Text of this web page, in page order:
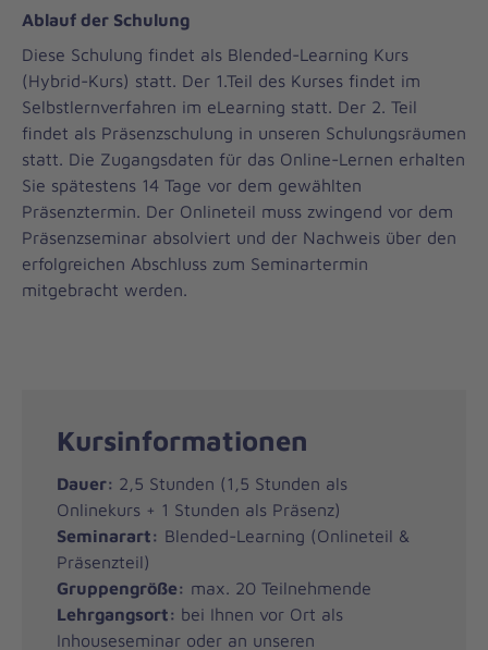
Ablauf der Schulung
Diese Schulung findet als Blended-Learning Kurs
(Hybrid-Kurs) statt. Der 1.Teil des Kurses findet im
Selbstlernverfahren im eLearning statt. Der 2. Teil
findet als Präsenzschulung in unseren Schulungsräumen
statt. Die Zugangsdaten für das Online-Lernen erhalten
Sie spätestens 14 Tage vor dem gewählten
Präsenztermin. Der Onlineteil muss zwingend vor dem
Präsenzseminar absolviert und der Nachweis über den
erfolgreichen Abschluss zum Seminartermin
mitgebracht werden.
Kursinformationen
Dauer: 2,5 Stunden (1,5 Stunden als
Onlinekurs + 1 Stunden als Präsenz)
Seminarart: Blended-Learning (Onlineteil &
Präsenzteil)
Gruppengröße: max. 20 Teilnehmende
Lehrgangsort: bei Ihnen vor Ort als
Inhouseseminar oder an unseren